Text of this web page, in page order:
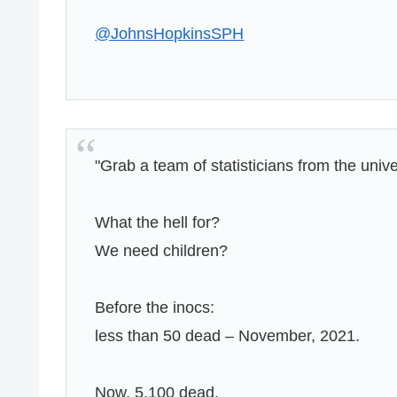
@JohnsHopkinsSPH
"Grab a team of statisticians from the
What the hell for?
We need children?
Before the inocs:
less than 50 dead – November, 2021.
Now, 5,100 dead.